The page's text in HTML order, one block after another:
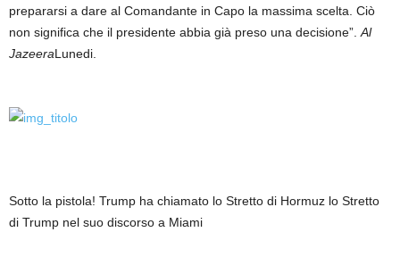
prepararsi a dare al Comandante in Capo la massima scelta. Ciò
non significa che il presidente abbia già preso una decisione”. Al
JazeeraLunedi.
Sotto la pistola! Trump ha chiamato lo Stretto di Hormuz lo Stretto
di Trump nel suo discorso a Miami